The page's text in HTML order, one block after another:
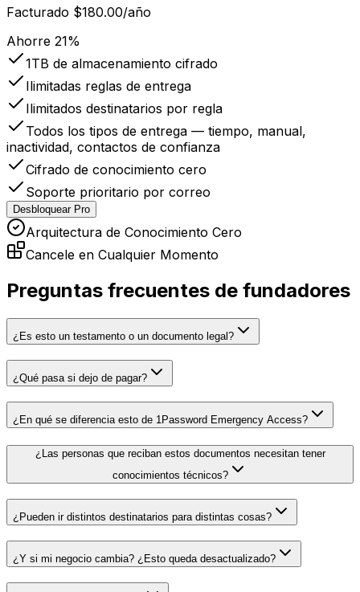
Facturado $180.00/año
Ahorre 21%
1TB de almacenamiento cifrado
Ilimitadas reglas de entrega
Ilimitados destinatarios por regla
Todos los tipos de entrega — tiempo, manual,
inactividad, contactos de confianza
Cifrado de conocimiento cero
Soporte prioritario por correo
Desbloquear Pro
Arquitectura de Conocimiento Cero
Cancele en Cualquier Momento
Preguntas frecuentes de fundadores
¿Es esto un testamento o un documento legal?
¿Qué pasa si dejo de pagar?
¿En qué se diferencia esto de 1Password Emergency Access?
¿Las personas que reciban estos documentos necesitan tener
conocimientos técnicos?
¿Pueden ir distintos destinatarios para distintas cosas?
¿Y si mi negocio cambia? ¿Esto queda desactualizado?